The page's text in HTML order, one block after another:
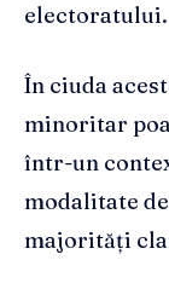
electoratului.
În ciuda
minoritar
într-un
modalitate
majorități